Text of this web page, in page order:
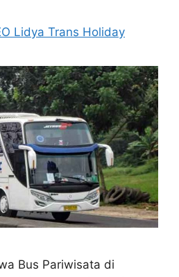
Lidya Trans Holiday
Bus Pariwisata di